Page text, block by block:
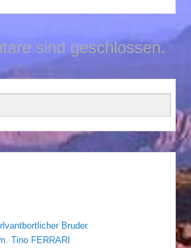
sind geschlossen.
Bruder
Tino FERRARI